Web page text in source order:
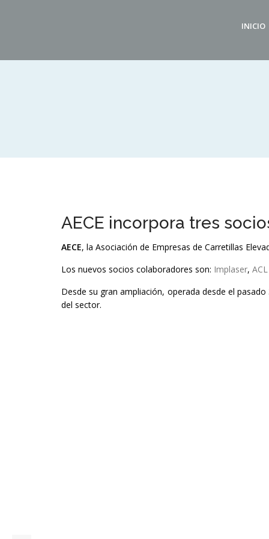
INICIO
AECE incorpora tres
AECE, la Asociación de Empresas de Carretillas
Los nuevos socios colaboradores son: Implaser,
Desde su gran ampliación, operada desde el
del sector.